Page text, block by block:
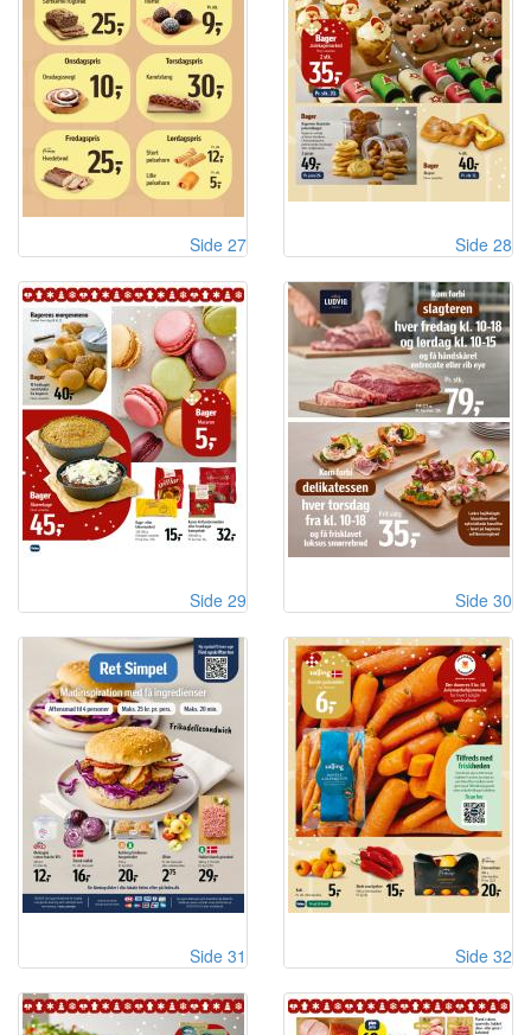
Side 27 Side 28
Side 29 Side 30
Side 31 Side 32